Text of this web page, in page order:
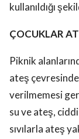
kullanıldığı
ÇOCUKLAR
Piknik
ateş
verilmemesi
su ve ateş,
sıvılarla ateş